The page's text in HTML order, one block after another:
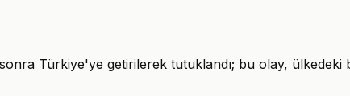
Türkiye'ye getirilerek tutuklandı; bu olay, ülkedeki